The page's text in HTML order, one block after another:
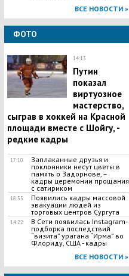
ВСЕ НОВОСТИ »
ФОТО
14:13
Путин
показал
виртуозное
мастерство,
сыграв в хоккей на Красной
площади вместе с Шойгу, -
редкие кадры
17:10
Заплаканные друзья и
поклонники несут цветы в
память о Задорнове, –
кадры церемонии прощания
с сатириком
18:35
Появились кадры массовой
эвакуации людей из
торговых центров Сургута
14:22
В Сети появилась Іnstagram-
подборка последствий
“визита” урагана “Ирма” во
Флориду, США - кадры
ВСЕ НОВОСТИ »